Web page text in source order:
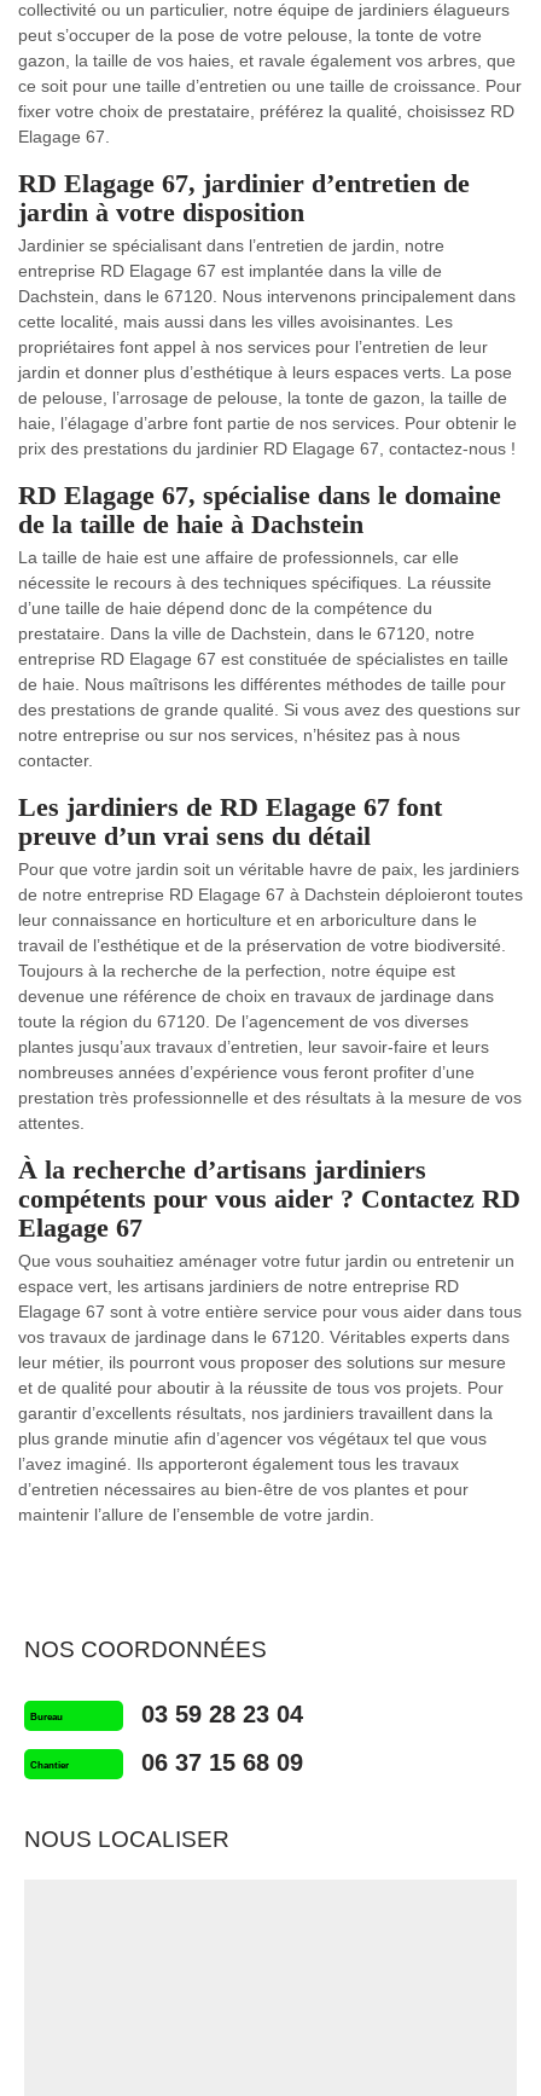
collectivité ou un particulier, notre équipe de jardiniers élagueurs
peut s’occuper de la pose de votre pelouse, la tonte de votre
gazon, la taille de vos haies, et ravale également vos arbres, que
ce soit pour une taille d’entretien ou une taille de croissance. Pour
fixer votre choix de prestataire, préférez la qualité, choisissez RD
Elagage 67.
RD Elagage 67, jardinier d’entretien de
jardin à votre disposition
Jardinier se spécialisant dans l’entretien de jardin, notre
entreprise RD Elagage 67 est implantée dans la ville de
Dachstein, dans le 67120. Nous intervenons principalement dans
cette localité, mais aussi dans les villes avoisinantes. Les
propriétaires font appel à nos services pour l’entretien de leur
jardin et donner plus d’esthétique à leurs espaces verts. La pose
de pelouse, l’arrosage de pelouse, la tonte de gazon, la taille de
haie, l’élagage d’arbre font partie de nos services. Pour obtenir le
prix des prestations du jardinier RD Elagage 67, contactez-nous !
RD Elagage 67, spécialise dans le domaine
de la taille de haie à Dachstein
La taille de haie est une affaire de professionnels, car elle
nécessite le recours à des techniques spécifiques. La réussite
d’une taille de haie dépend donc de la compétence du
prestataire. Dans la ville de Dachstein, dans le 67120, notre
entreprise RD Elagage 67 est constituée de spécialistes en taille
de haie. Nous maîtrisons les différentes méthodes de taille pour
des prestations de grande qualité. Si vous avez des questions sur
notre entreprise ou sur nos services, n’hésitez pas à nous
contacter.
Les jardiniers de RD Elagage 67 font
preuve d’un vrai sens du détail
Pour que votre jardin soit un véritable havre de paix, les jardiniers
de notre entreprise RD Elagage 67 à Dachstein déploieront toutes
leur connaissance en horticulture et en arboriculture dans le
travail de l’esthétique et de la préservation de votre biodiversité.
Toujours à la recherche de la perfection, notre équipe est
devenue une référence de choix en travaux de jardinage dans
toute la région du 67120. De l’agencement de vos diverses
plantes jusqu’aux travaux d’entretien, leur savoir-faire et leurs
nombreuses années d’expérience vous feront profiter d’une
prestation très professionnelle et des résultats à la mesure de vos
attentes.
À la recherche d’artisans jardiniers
compétents pour vous aider ? Contactez RD
Elagage 67
Que vous souhaitiez aménager votre futur jardin ou entretenir un
espace vert, les artisans jardiniers de notre entreprise RD
Elagage 67 sont à votre entière service pour vous aider dans tous
vos travaux de jardinage dans le 67120. Véritables experts dans
leur métier, ils pourront vous proposer des solutions sur mesure
et de qualité pour aboutir à la réussite de tous vos projets. Pour
garantir d’excellents résultats, nos jardiniers travaillent dans la
plus grande minutie afin d’agencer vos végétaux tel que vous
l’avez imaginé. Ils apporteront également tous les travaux
d’entretien nécessaires au bien-être de vos plantes et pour
maintenir l’allure de l’ensemble de votre jardin.
NOS COORDONNÉES
Bureau 03 59 28 23 04
Chantier 06 37 15 68 09
NOUS LOCALISER